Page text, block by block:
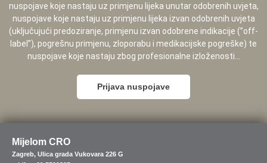
nuspojave koje nastaju uz primjenu lijeka unutar odobrenih uvjeta,
nuspojave koje nastaju uz primjenu lijeka izvan odobrenih uvjeta
(uključujući predoziranje, primjenu izvan odobrene indikacije (”off-
label”), pogrešnu primjenu, zloporabu i medikacijske pogreške) te
nuspojave koje nastaju zbog profesionalne izloženosti...
Prijava nuspojave
Mijelom CRO
Zagreb, Ulica grada Vukovara 226 G